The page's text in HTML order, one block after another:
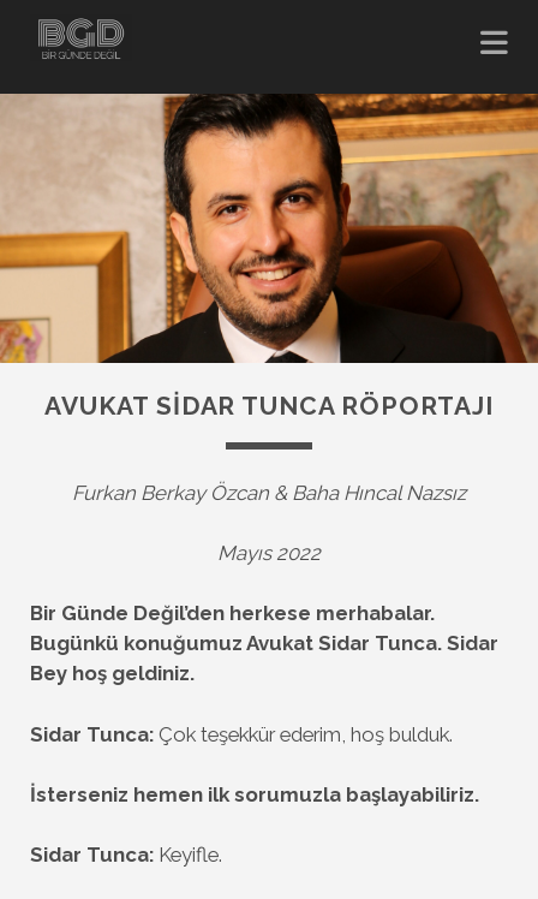
AVUKAT SIDAR TUNCA RÖPORTAJI
Furkan Berkay Özcan & Baha Hıncal Nazsız
Mayıs 2022
Bir Günde Değil’den herkese merhabalar.
Bugünkü konuğumuz Avukat Sidar Tunca. Sidar
Bey hoş geldiniz.
Sidar Tunca: Çok teşekkür ederim, hoş bulduk.
İsterseniz hemen ilk sorumuzla başlayabiliriz.
Sidar Tunca:Keyifle.